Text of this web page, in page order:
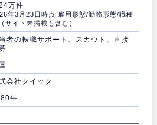
万件
年3月23日時点
雇用形態/勤務形態/職種
サイト未掲載も含む）
者の転職サポート、スカウト、直接
会社クイック
年